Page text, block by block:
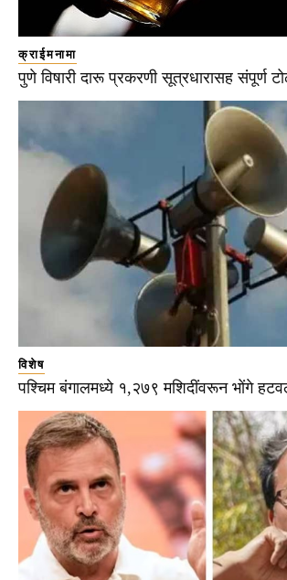
क्राईमनामा
पुणे विषारी दारू प्रकरणी सूत्रधारासह संपूर्ण
विशेष
पश्चिम बंगालमध्ये १,२७९ मशिदींवरून भोंगे